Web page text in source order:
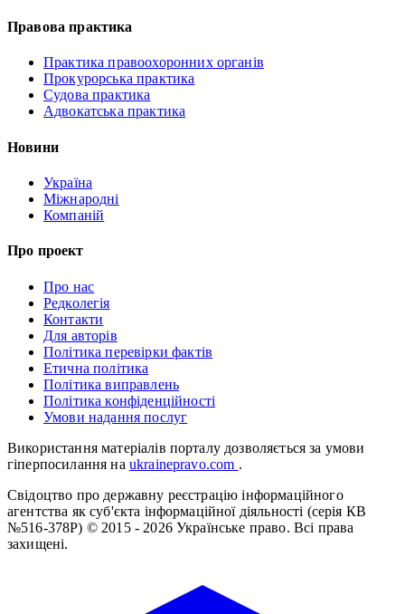
Правова практика
Практика правоохоронних органів
Прокурорська практика
Судова практика
Адвокатська практика
Новини
Україна
Міжнародні
Компаній
Про проект
Про нас
Редколегія
Контакти
Для авторів
Політика перевірки фактів
Етична політика
Політика виправлень
Політика конфіденційності
Умови надання послуг
Використання матеріалів порталу дозволяється за умови
гіперпосилання на ukrainepravo.com .
Свідоцтво про державну реєстрацію інформаційного
агентства як суб'єкта інформаційної діяльності (серія КВ
№516-378Р) © 2015 - 2026 Українське право. Всі права
захищені.